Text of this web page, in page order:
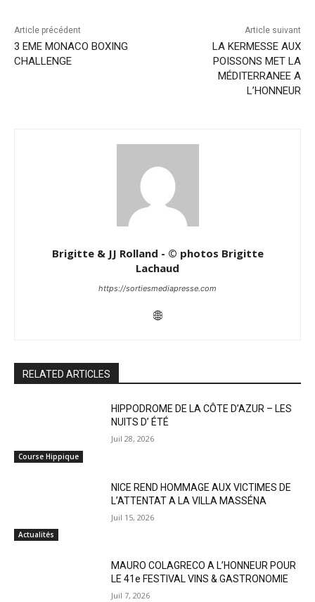
Article précédent
3 EME MONACO BOXING
CHALLENGE
Article suivant
LA KERMESSE AUX
POISSONS MET LA
MÉDITERRANEE A
L’HONNEUR
Brigitte & JJ Rolland - © photos Brigitte
Lachaud
https://sortiesmediapresse.com
RELATED ARTICLES
Course Hippique
HIPPODROME DE LA CÔTE D’AZUR – LES
NUITS D’ ÉTÉ
Juil 28, 2026
Actualités
NICE REND HOMMAGE AUX VICTIMES DE
L’ATTENTAT A LA VILLA MASSÉNA
Juil 15, 2026
MAURO COLAGRECO A L’HONNEUR POUR
LE 41e FESTIVAL VINS & GASTRONOMIE
Juil 7, 2026